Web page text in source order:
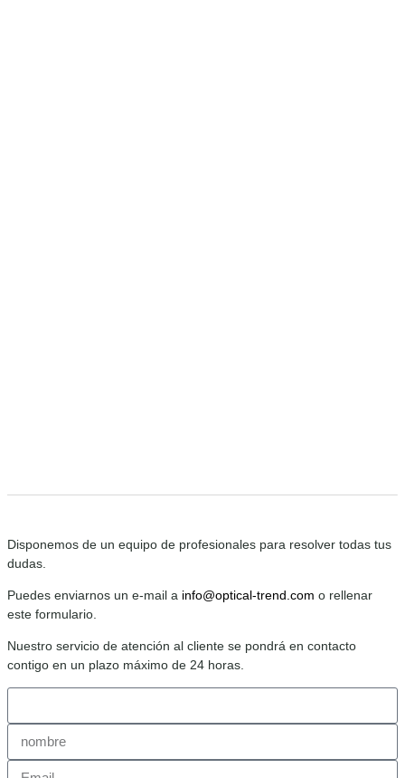
Disponemos de un equipo de profesionales para resolver todas tus
dudas.
Puedes enviarnos un e-mail a info@optical-trend.com o rellenar
este formulario.
Nuestro servicio de atención al cliente se pondrá en contacto
contigo en un plazo máximo de 24 horas.